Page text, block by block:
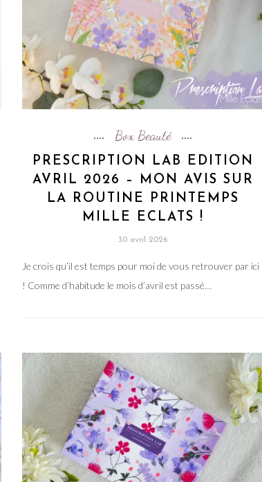
Box Beauté
PRESCRIPTION LAB EDITION
AVRIL 2026 – MON AVIS SUR
LA ROUTINE PRINTEMPS
MILLE ECLATS !
30 avril 2026
Je crois qu’il est temps pour moi de vous retrouver par ici
! Comme d’habitude le mois d’avril est passé…